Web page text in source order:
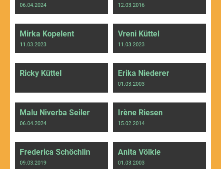
06.04.2024 12.03.2016
Mirka Kopelent
11.03.2023
Vreni Küttel
11.03.2023
Ricky Küttel Erika Niederer
01.03.2003
Malu Niverba Seiler
06.04.2024
Irène Riesen
15.02.2014
Frederica Schöchlin
09.03.2019
Anita Völkle
01.03.2003